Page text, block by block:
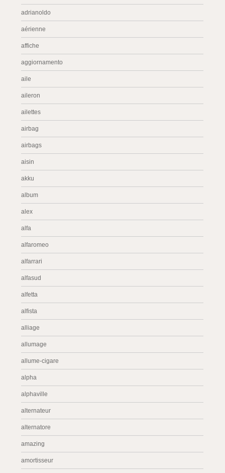
adrianoldo
aérienne
affiche
aggiornamento
aile
aileron
ailettes
airbag
airbags
aisin
akku
album
alex
alfa
alfaromeo
alfarrari
alfasud
alfetta
alfista
alliage
allumage
allume-cigare
alpha
alphaville
alternateur
alternatore
amazing
amortisseur